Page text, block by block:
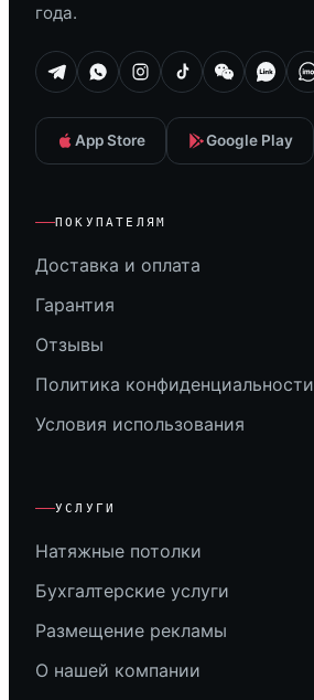
года.
App Store Google Play
ПОКУПАТЕЛЯМ
Доставка и оплата
Гарантия
Отзывы
Политика конфиденциальности
Условия использования
УСЛУГИ
Натяжные потолки
Бухгалтерские услуги
Размещение рекламы
О нашей компании